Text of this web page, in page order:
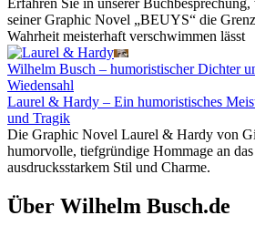
seiner Graphic Novel „BEUYS“ die
Wahrheit meisterhaft verschwimmen lässt
Wilhelm Busch – humoristischer Dichter
Wiedensahl
Laurel & Hardy – Ein humoristisches
und Tragik
Die Graphic Novel Laurel & Hardy von
humorvolle, tiefgründige Hommage an
ausdrucksstarkem Stil und Charme.
Über Wilhelm Busch.de